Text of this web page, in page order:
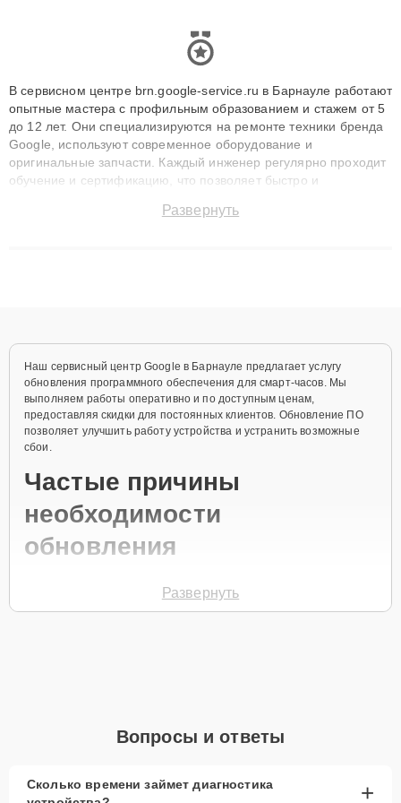
В сервисном центре brn.google-service.ru в Барнауле работают
опытные мастера с профильным образованием и стажем от 5
до 12 лет. Они специализируются на ремонте техники бренда
Google, используют современное оборудование и
оригинальные запчасти. Каждый инженер регулярно проходит
обучение и сертификацию, что позволяет быстро и
сохранением гарантии до 3 лет. Наши мастера решают
Развернуть
Наш сервисный центр Google в Барнауле предлагает услугу
обновления программного обеспечения для смарт-часов. Мы
выполняем работы оперативно и по доступным ценам,
предоставляя скидки для постоянных клиентов. Обновление ПО
позволяет улучшить работу устройства и устранить возможные
сбои.
Частые причины
необходимости
обновления
Сбои в работе приложений
Некорректная работа сенсора
Заявку на сайте. Специалист свяжется с вами в
течение минуты для уточнения всех вопросов и записи на
Развернуть
Вопросы и ответы
Сколько времени займет диагностика
+